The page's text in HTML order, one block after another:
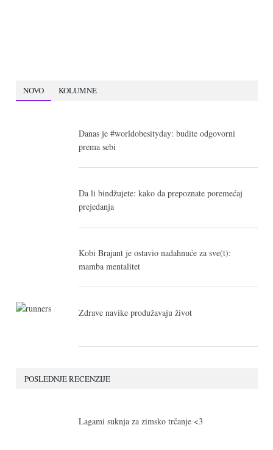
NOVO KOLUMNE
Danas je #worldobesityday: budite odgovorni
prema sebi
Da li bindžujete: kako da prepoznate poremećaj
prejedanja
Kobi Brajant je ostavio nadahnuće za sve(t):
mamba mentalitet
Zdrave navike produžavaju život
POSLEDNJE RECENZIJE
Lagami suknja za zimsko trčanje <3